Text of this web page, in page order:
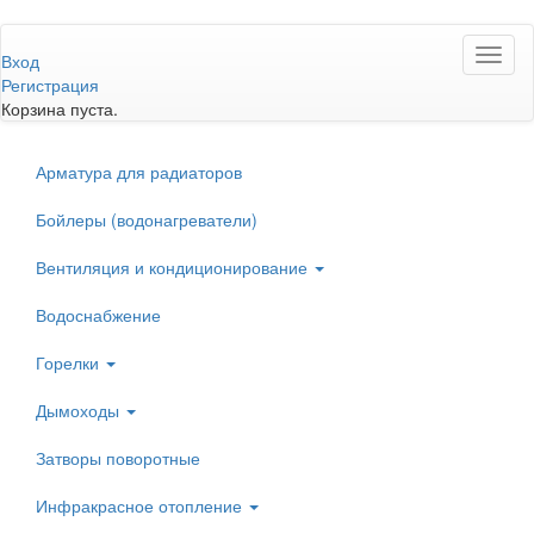
к
основному
содержанию
Вход
Регистрация
Корзина пуста.
Арматура для радиаторов
Бойлеры (водонагреватели)
Вентиляция и кондиционирование
Водоснабжение
Горелки
Дымоходы
Затворы поворотные
Инфракрасное отопление